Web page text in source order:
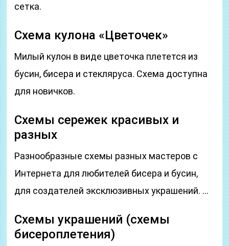
сетка.
Схема кулона «Цветочек»
Милый кулон в виде цветочка плетется из
бусин, бисера и стекляруса. Схема доступна
для новичков.
Схемы сережек красивых и
разных
Разнообразные схемы разных мастеров с
Интернета для любителей бисера и бусин,
для создателей эксклюзивных украшений. …
Схемы украшений (схемы
бисероплетения)